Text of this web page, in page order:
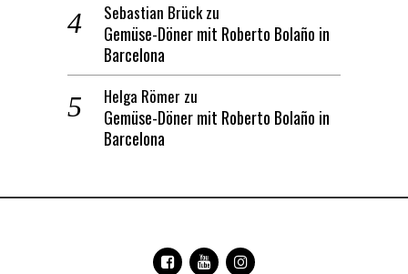
Sebastian Brückzu
Gemüse-Döner mit Roberto Bolaño in
Barcelona
Helga Römer zu
Gemüse-Döner mit Roberto Bolaño in
Barcelona